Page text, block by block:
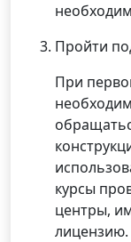
Пройти
При
курсы
центры,
лицензию.